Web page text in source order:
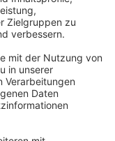
die
Sie der
dieses
völlig